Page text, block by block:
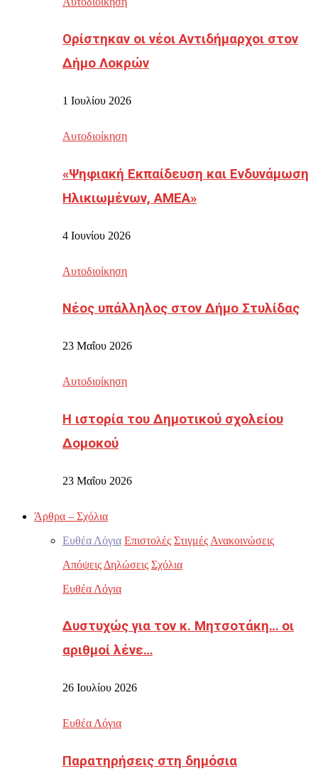
Ορίστηκαν οι νέοι Αντιδήμαρχοι στον
Δήμο Λοκρών
1 Ιουλίου 2026
Αυτοδιοίκηση
«Ψηφιακή Εκπαίδευση και Ενδυνάμωση
Ηλικιωμένων, ΑΜΕΑ»
4 Ιουνίου 2026
Αυτοδιοίκηση
Νέος υπάλληλος στον Δήμο Στυλίδας
23 Μαΐου 2026
Αυτοδιοίκηση
Η ιστορία του Δημοτικού σχολείου
Δομοκού
23 Μαΐου 2026
Άρθρα – Σχόλια
Ευθέα Λόγια Επιστολές Στιγμές Ανακοινώσεις
Απόψεις Δηλώσεις Σχόλια
Ευθέα Λόγια
Δυστυχώς για τον κ. Μητσοτάκη… οι
αριθμοί λένε…
26 Ιουλίου 2026
Ευθέα Λόγια
Παρατηρήσεις στη δημόσια